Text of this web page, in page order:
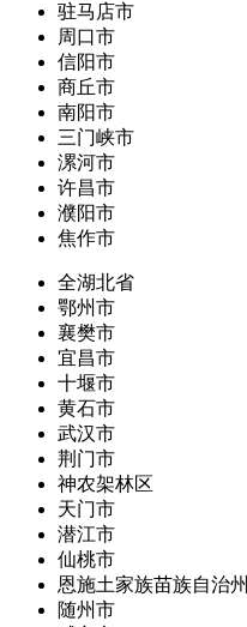
驻马店市
周口市
信阳市
商丘市
南阳市
三门峡市
漯河市
许昌市
濮阳市
焦作市
全湖北省
鄂州市
襄樊市
宜昌市
十堰市
黄石市
武汉市
荆门市
神农架林区
天门市
潜江市
仙桃市
恩施土家族苗族自治州
随州市